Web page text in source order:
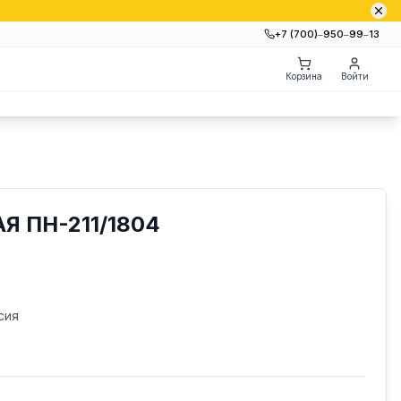
+7 (700)‒950‒99‒13
Корзина Войти
ПН-211/1804